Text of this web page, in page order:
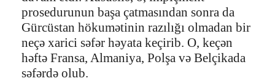
prosedurunun başa çatmasından sonra da
Gürcüstan hökumətinin razılığı olmadan bir
neçə xarici səfər həyata keçirib. O, keçən
həftə Fransa, Almaniya, Polşa və Belçikada
səfərdə olub.